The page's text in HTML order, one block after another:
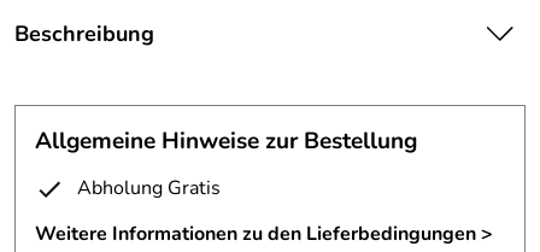
Beschreibung
gefertigt aus 12 mm S235JR Stahl,
Rahmen aus 40 x 8 mm Flachstahl,
Füllstäbe aus 12 mm Rundstahl,
von innen mit dem Rahmen verschweißt,
Allgemeine Hinweise zur Bestellung
Abholung Gratis
Weitere Informationen zu den Lieferbedingungen >